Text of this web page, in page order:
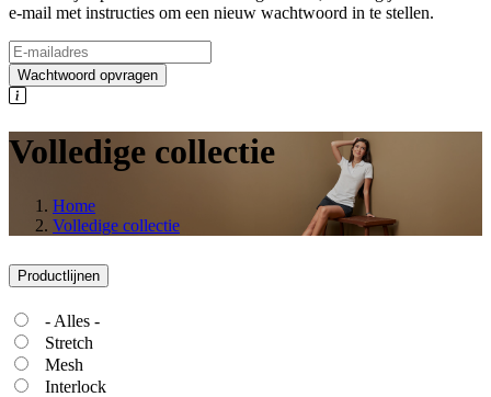
e-mail met instructies om een nieuw wachtwoord in te stellen.
Wachtwoord opvragen
Volledige collectie
Home
Volledige collectie
Productlijnen
- Alles -
Stretch
Mesh
Interlock